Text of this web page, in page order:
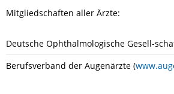
Mitgliedschaften aller Ärzte:
Deutsche Ophthalmologische Gesell-
Berufsverband der Augenärzte (